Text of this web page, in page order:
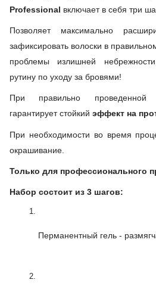
Professional включает в себя три
Позволяет максимально
зафиксировать волоски в
проблемы излишней
рутину по уходу за бровями!
При правильно проведенной
гарантирует стойкий эффект на
При необходимости во время
окрашивание.
Только для профессионального
Набор состоит из 3 шагов:
Перманентный гель -